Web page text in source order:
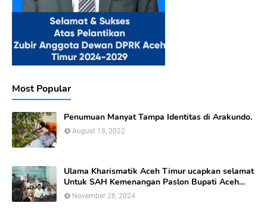
Most Popular
Penumuan Manyat Tampa Identitas di Arakundo.
August 18, 2022
Ulama Kharismatik Aceh Timur ucapkan selamat
Untuk SAH Kemenangan Paslon Bupati Aceh
Timur calon nomor Urut 01
November 28, 2024